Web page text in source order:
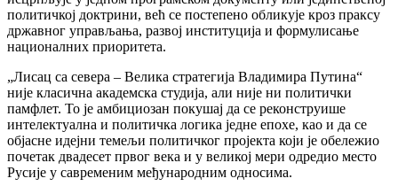
политичкој доктрини, већ се постепено обликује кроз праксу
државног управљања, развој институција и формулисање
националних приоритета.
„Лисац са севера – Велика стратегија Владимира Путина“
није класична академска студија, али није ни политички
памфлет. То је амбициозан покушај да се реконструише
интелектуална и политичка логика једне епохе, као и да се
објасне идејни темељи политичког пројекта који је обележио
почетак двадесет првог века и у великој мери одредио место
Русије у савременим међународним односима.